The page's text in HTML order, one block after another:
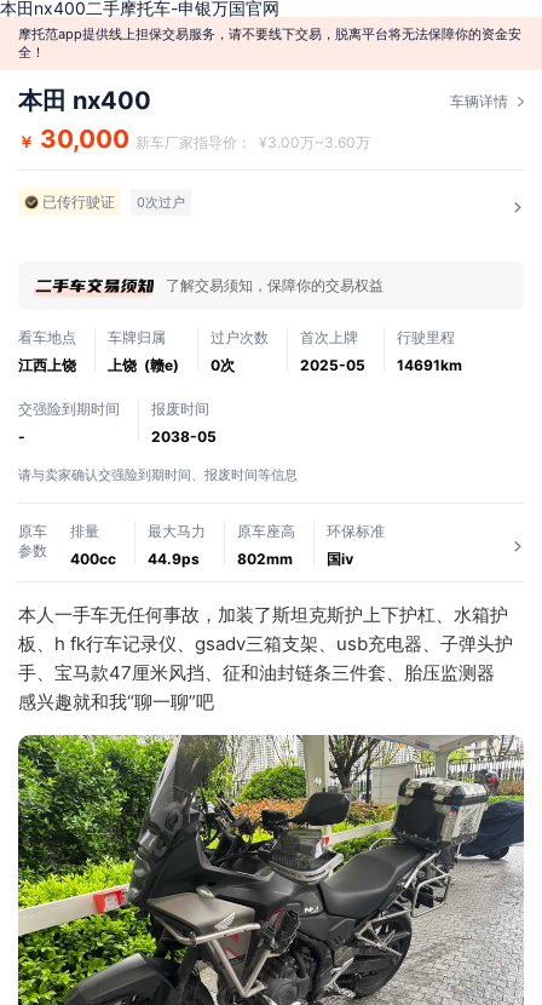
本田nx400二手摩托车-申银万国官网
摩托范app提供线上担保交易服务，请不要线下交易，脱离平台将无法保障你的资金安
全！
本田 nx400 车辆详情
￥ 30,000 新车厂家指导价： ¥3.00万~3.60万
已传行驶证 0次过户
了解交易须知，保障你的交易权益
看车地点
江西上饶
车牌归属
上饶 (赣e)
过户次数
0次
首次上牌
2025-05
行驶里程
14691km
交强险到期时间
-
报废时间
2038-05
请与卖家确认交强险到期时间、报废时间等信息
原车
参数
排量
400cc
最大马力
44.9ps
原车座高
802mm
环保标准
国ⅳ
本人一手车无任何事故，加装了斯坦克斯护上下护杠、水箱护
板、h fk行车记录仪、gsadv三箱支架、usb充电器、子弹头护
手、宝马款47厘米风挡、征和油封链条三件套、胎压监测器
感兴趣就和我“聊一聊”吧